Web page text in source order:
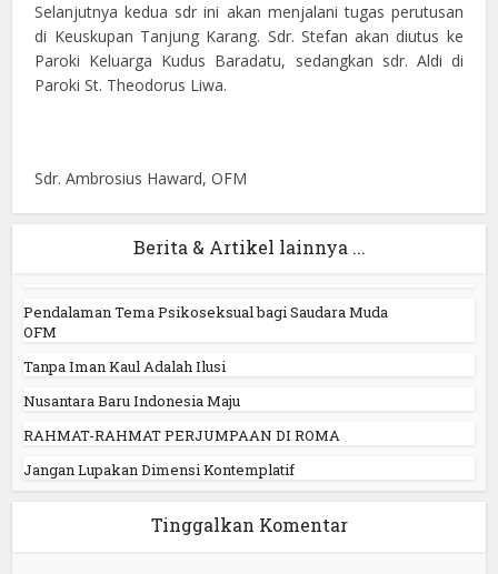
Selanjutnya kedua sdr ini akan menjalani tugas perutusan
di Keuskupan Tanjung Karang. Sdr. Stefan akan diutus ke
Paroki Keluarga Kudus Baradatu, sedangkan sdr. Aldi di
Paroki St. Theodorus Liwa.
Sdr. Ambrosius Haward, OFM
Berita & Artikel lainnya ...
Pendalaman Tema Psikoseksual bagi Saudara Muda
OFM
Tanpa Iman Kaul Adalah Ilusi
Nusantara Baru Indonesia Maju
RAHMAT-RAHMAT PERJUMPAAN DI ROMA
Jangan Lupakan Dimensi Kontemplatif
Tinggalkan Komentar